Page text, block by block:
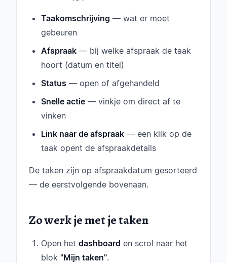
Taakomschrijving — wat er moet
gebeuren
Afspraak — bij welke afspraak de taak
hoort (datum en titel)
Status — open of afgehandeld
Snelle actie — vinkje om direct af te
vinken
Link naar de afspraak — een klik op de
taak opent de afspraakdetails
De taken zijn op afspraakdatum gesorteerd
— de eerstvolgende bovenaan.
Zo werk je met je taken
Open het dashboard en scrol naar het
blok "Mijn taken".